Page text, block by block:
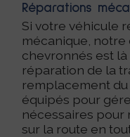
Réparations
Si votre véhicule
mécanique,
chevronnés est là
réparation de la
remplacement du
équipés pour
nécessaires
sur la route en